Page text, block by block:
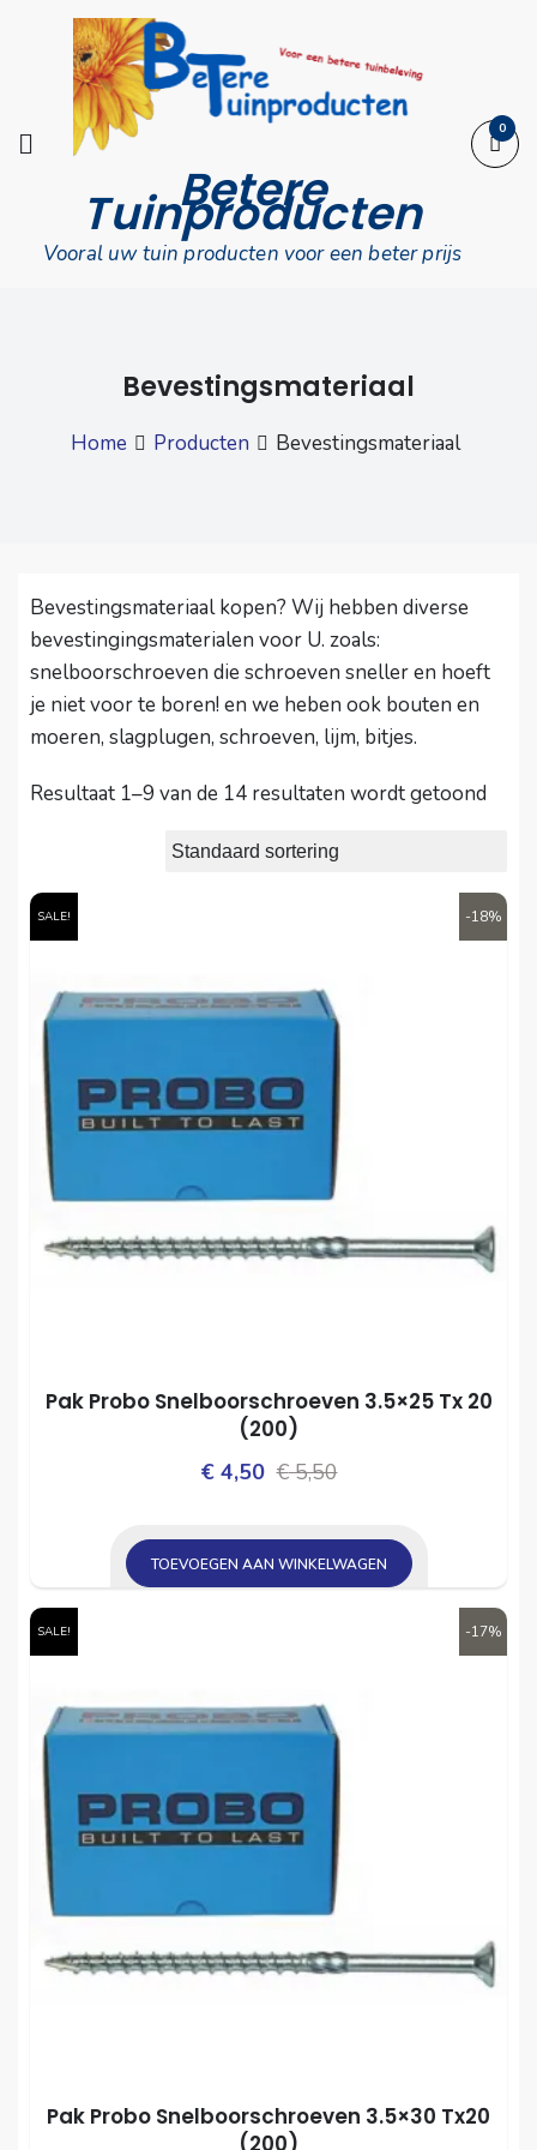
Betere
Tuinproducten
Vooral uw tuin producten voor een beter prijs
0
Bevestingsmateriaal
Home Producten Bevestingsmateriaal
Bevestingsmateriaal kopen? Wij hebben diverse
bevestingingsmaterialen voor U. zoals:
snelboorschroeven die schroeven sneller en hoeft
je niet voor te boren! en we heben ook bouten en
moeren, slagplugen, schroeven, lijm, bitjes.
Resultaat 1–9 van de 14 resultaten wordt getoond
-18%
SALE!
Pak Probo Snelboorschroeven 3.5×25 Tx 20
(200)
€5,50Oorspronkelijke
was:
€ 5,50.
€4,50
Huidige
is:
€ 4,50.
TOEVOEGEN AAN WINKELWAGEN
-17%
SALE!
Pak Probo Snelboorschroeven 3.5×30 Tx20
(200)